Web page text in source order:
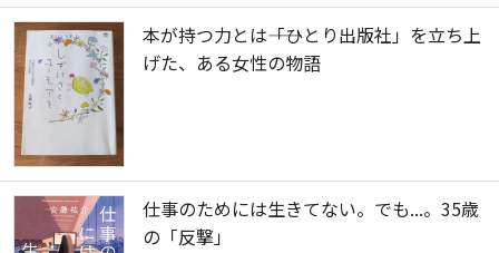
本が持つ力とは――「ひとり出版社」を立ち上
げた、ある女性の物語
仕事のためには生きてない。でも...。35歳
の「反撃」